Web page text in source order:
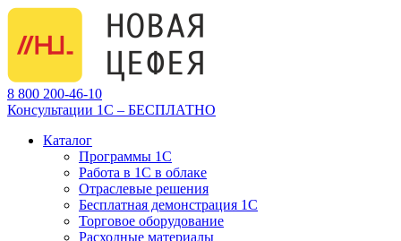
8 800 200-46-10
Консультации 1С – БЕСПЛАТНО
Каталог
Программы 1С
Работа в 1С в облаке
Отраслевые решения
Бесплатная демонстрация 1С
Торговое оборудование
Расходные материалы